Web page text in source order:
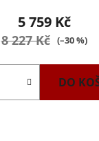
5 759 Kč
8 227 Kč (–30 %)
DO